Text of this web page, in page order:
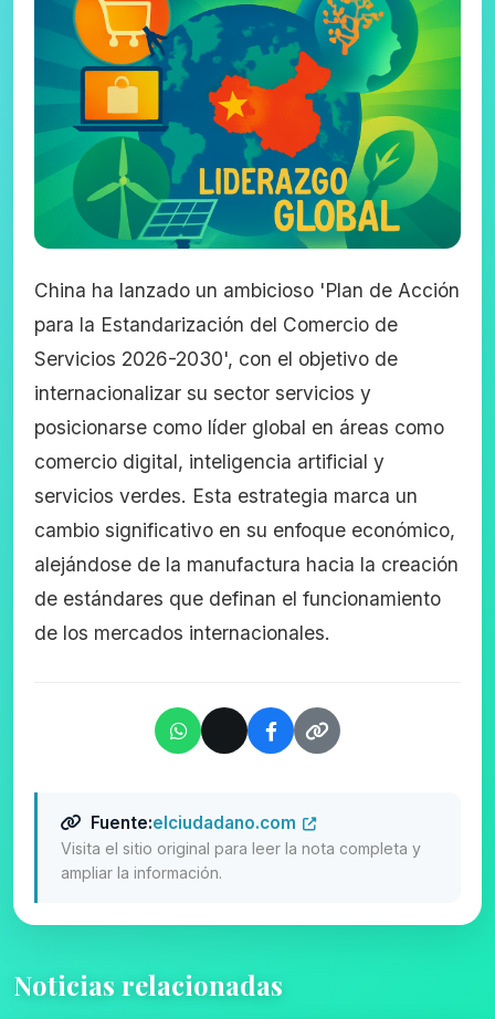
China ha lanzado un ambicioso 'Plan de Acción
para la Estandarización del Comercio de
Servicios 2026-2030', con el objetivo de
internacionalizar su sector servicios y
posicionarse como líder global en áreas como
comercio digital, inteligencia artificial y
servicios verdes. Esta estrategia marca un
cambio significativo en su enfoque económico,
alejándose de la manufactura hacia la creación
de estándares que definan el funcionamiento
de los mercados internacionales.
Fuente:elciudadano.com
Visita el sitio original para leer la nota completa y
ampliar la información.
Noticias relacionadas